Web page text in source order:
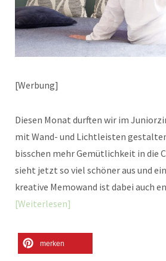
[Werbung]
Diesen Monat durften wir im
mit Wand- und Lichtleisten
bisschen mehr Gemütlichkeit in die
sieht jetzt so viel schöner aus und
kreative Memowand ist dabei auch
Weiterlesen
merken